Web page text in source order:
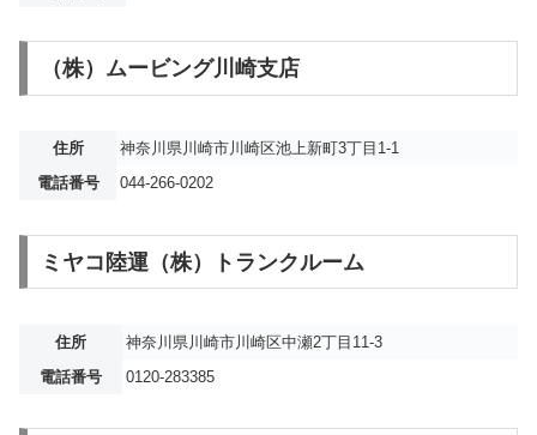
（株）ムービング川崎支店
住所
神奈川県川崎市川崎区池上新町3丁目1-1
電話番号
044-266-0202
ミヤコ陸運（株）トランクルーム
住所
神奈川県川崎市川崎区中瀬2丁目11-3
電話番号
0120-283385